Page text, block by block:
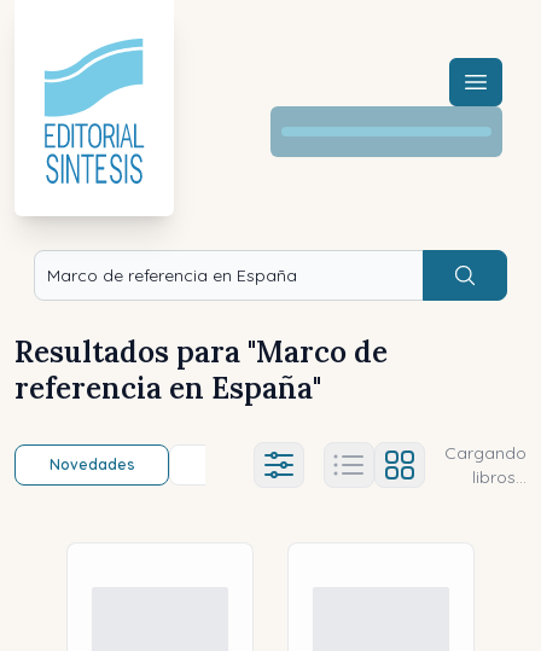
Menú
Buscar
Resultados para "Marco de
referencia en España"
Novedades Título (a-z) Título (z-a)
Ajustes abierto
Cargando
libros...